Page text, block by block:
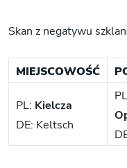
Skan z negatywu
MIEJSCOWOŚĆ
PL: Kielcza
DE: Keltsch